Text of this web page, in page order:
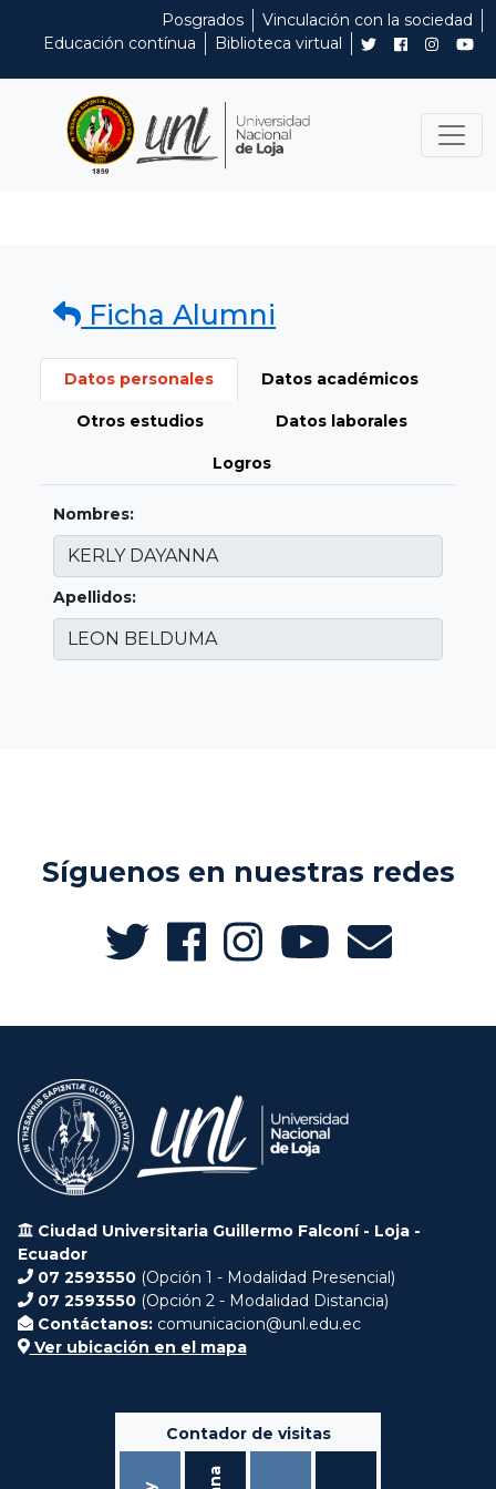
Posgrados
Vinculación con la sociedad
Educación contínua
Biblioteca virtual
Ficha Alumni
Datos personales Datos académicos
Otros estudios Datos laborales
Logros
Nombres:
Apellidos:
Síguenos en nuestras redes
Ciudad Universitaria Guillermo Falconí - Loja -
Ecuador
07 2593550 (Opción 1 - Modalidad Presencial)
07 2593550 (Opción 2 - Modalidad Distancia)
Contáctanos: comunicacion@unl.edu.ec
Ver ubicación en el mapa
Contador de visitas